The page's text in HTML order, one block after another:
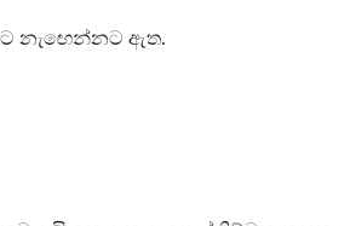
නැඟෙන්නට ඇත.